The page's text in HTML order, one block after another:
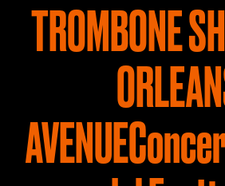
TROMBONE